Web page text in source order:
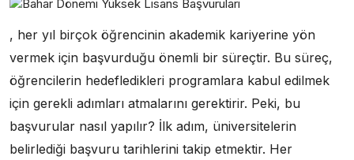
, her yıl birçok öğrencinin akademik kariyerine yön
vermek için başvurduğu önemli bir süreçtir. Bu süreç,
öğrencilerin hedefledikleri programlara kabul edilmek
için gerekli adımları atmalarını gerektirir. Peki, bu
başvurular nasıl yapılır? İlk adım, üniversitelerin
belirlediği başvuru tarihlerini takip etmektir. Her